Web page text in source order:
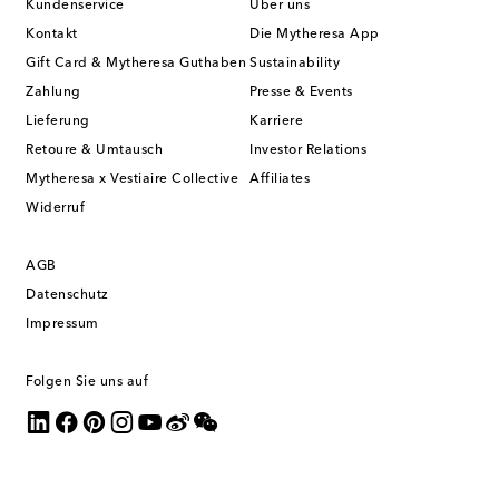
Kundenservice
Kontakt
Gift Card & Mytheresa Guthaben
Zahlung
Lieferung
Retoure & Umtausch
Mytheresa x Vestiaire Collective
Widerruf
Über uns
Die Mytheresa App
Sustainability
Presse & Events
Karriere
Investor Relations
Affiliates
AGB
Datenschutz
Impressum
Folgen Sie uns auf